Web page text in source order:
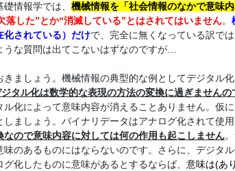
礎情報学では、 機械情報を「社会情報のなかで意味
落した”とか“消滅している”とはされてはいません。
化されている）だけで、完全に無くなっている訳で
な質問は出てこないはずなのですが…
ましょう。機械情報の典型的な例としてデジタル
タル化は数学的な表現の方法の変換に過ぎませんの
ル化によって意味内容が消えることありません。仮
ましょう。バイナリデータはアナログ化されて使
ので意味内容に対しては何の作用も起こしません
のあるものにはならないのです。さらに、デジタ
化したものに意味があるとするならば、 意味は(あ